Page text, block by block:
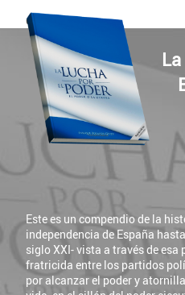
Este es un compendio de la
independencia de España
siglo XXI- vista a través de
fratricida entre los partidos
por alcanzar el poder y